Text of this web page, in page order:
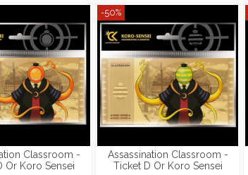
Classroom -
Or Koro Sensei
-50%
Assassination Classroom -
Ticket D Or Koro Sensei